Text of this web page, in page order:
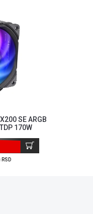
SE ARGB
170W